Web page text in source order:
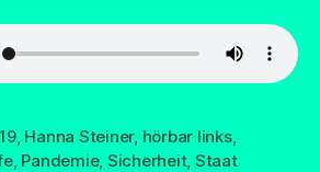
, Hanna Steiner, hörbar links,
, Pandemie, Sicherheit, Staat